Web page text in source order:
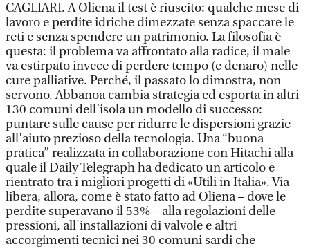
CAGLIARI. A Oliena il test è riuscito: qualche mese di
lavoro e perdite idriche dimezzate senza spaccare le
reti e senza spendere un patrimonio. La filosofia è
questa: il problema va affrontato alla radice, il male
va estirpato invece di perdere tempo (e denaro) nelle
cure palliative. Perché, il passato lo dimostra, non
servono. Abbanoa cambia strategia ed esporta in altri
130 comuni dell’isola un modello di successo:
puntare sulle cause per ridurre le dispersioni grazie
all’aiuto prezioso della tecnologia. Una “buona
pratica” realizzata in collaborazione con Hitachi alla
quale il Daily Telegraph ha dedicato un articolo e
rientrato tra i migliori progetti di «Utili in Italia». Via
libera, allora, come è stato fatto ad Oliena – dove le
perdite superavano il 53% – alla regolazioni delle
pressioni, all'installazioni di valvole e altri
accorgimenti tecnici nei 30 comuni sardi che